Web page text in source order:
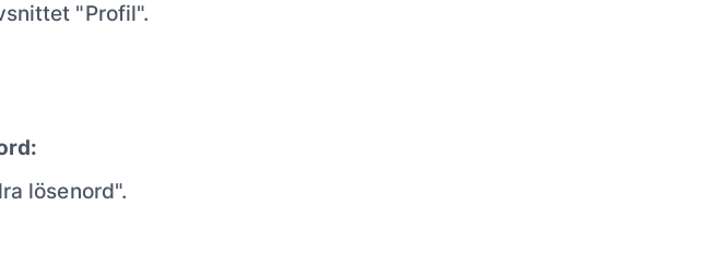
"Profil".
lösenord".